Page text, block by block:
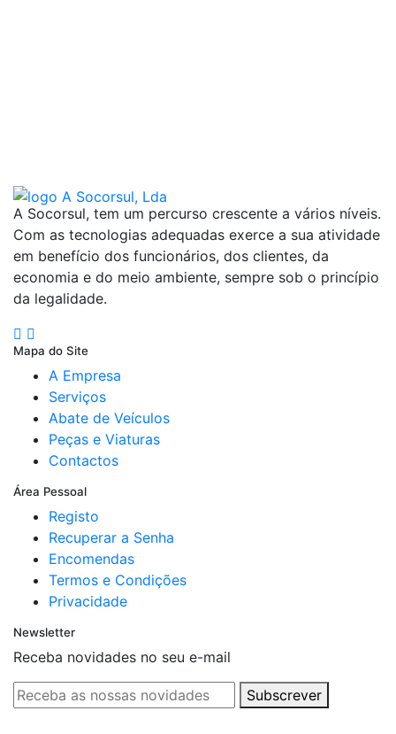
A Socorsul, tem um percurso crescente a vários níveis.
Com as tecnologias adequadas exerce a sua atividade
em benefício dos funcionários, dos clientes, da
economia e do meio ambiente, sempre sob o princípio
da legalidade.
Mapa do Site
A Empresa
Serviços
Abate de Veículos
Peças e Viaturas
Contactos
Área Pessoal
Registo
Recuperar a Senha
Encomendas
Termos e Condições
Privacidade
Newsletter
Receba novidades no seu e-mail
Subscrever